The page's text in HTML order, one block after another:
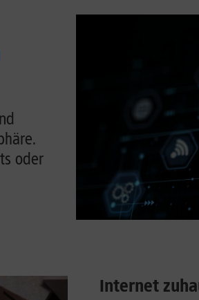
oder
Internet